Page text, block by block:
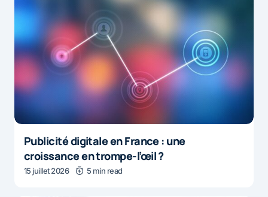
Publicité digitale en France : une
croissance en trompe-l’œil ?
15 juillet 2026 5 min read